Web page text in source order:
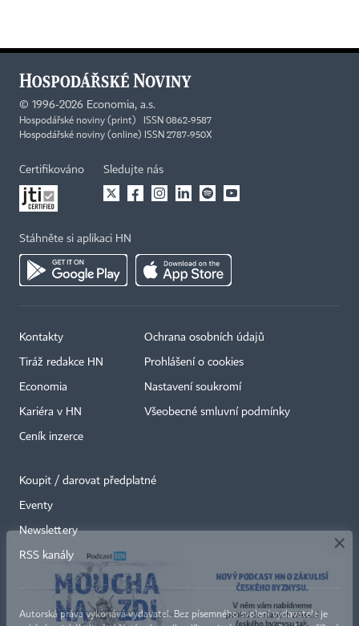
© 1996-2026 Economia, a.s.
Hospodářské noviny (print) ISSN 0862-9587
Hospodářské noviny (online) ISSN 2787-950X
Certifikováno Sledujte nás
Stáhněte si aplikaci HN
Kontakty
Tiráž redakce HN
Economia
Kariéra v HN
Ceník inzerce
Ochrana osobních údajů
Prohlášení o cookies
Nastavení soukromí
Všeobecné smluvní podmínky
Koupit / darovat předplatné
Eventy
Newslettery
RSS kanály
Autorská práva vykonává vydavatel. Bez písemného svolení vydavatele je